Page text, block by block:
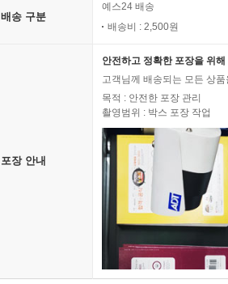
배송 구분
예스24 배송
배송비 : 2,500원
포장 안내
안전하고 정확한 포장을 위
고객님께 배송되는 모든 상
목적 : 안전한 포장 관리
촬영범위 : 박스 포장 작업